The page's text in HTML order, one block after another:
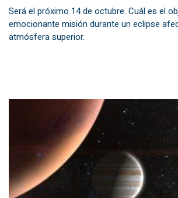
Será el próximo 14 de octubre. Cuál es el
emocionante misión durante un eclipse
atmósfera superior.